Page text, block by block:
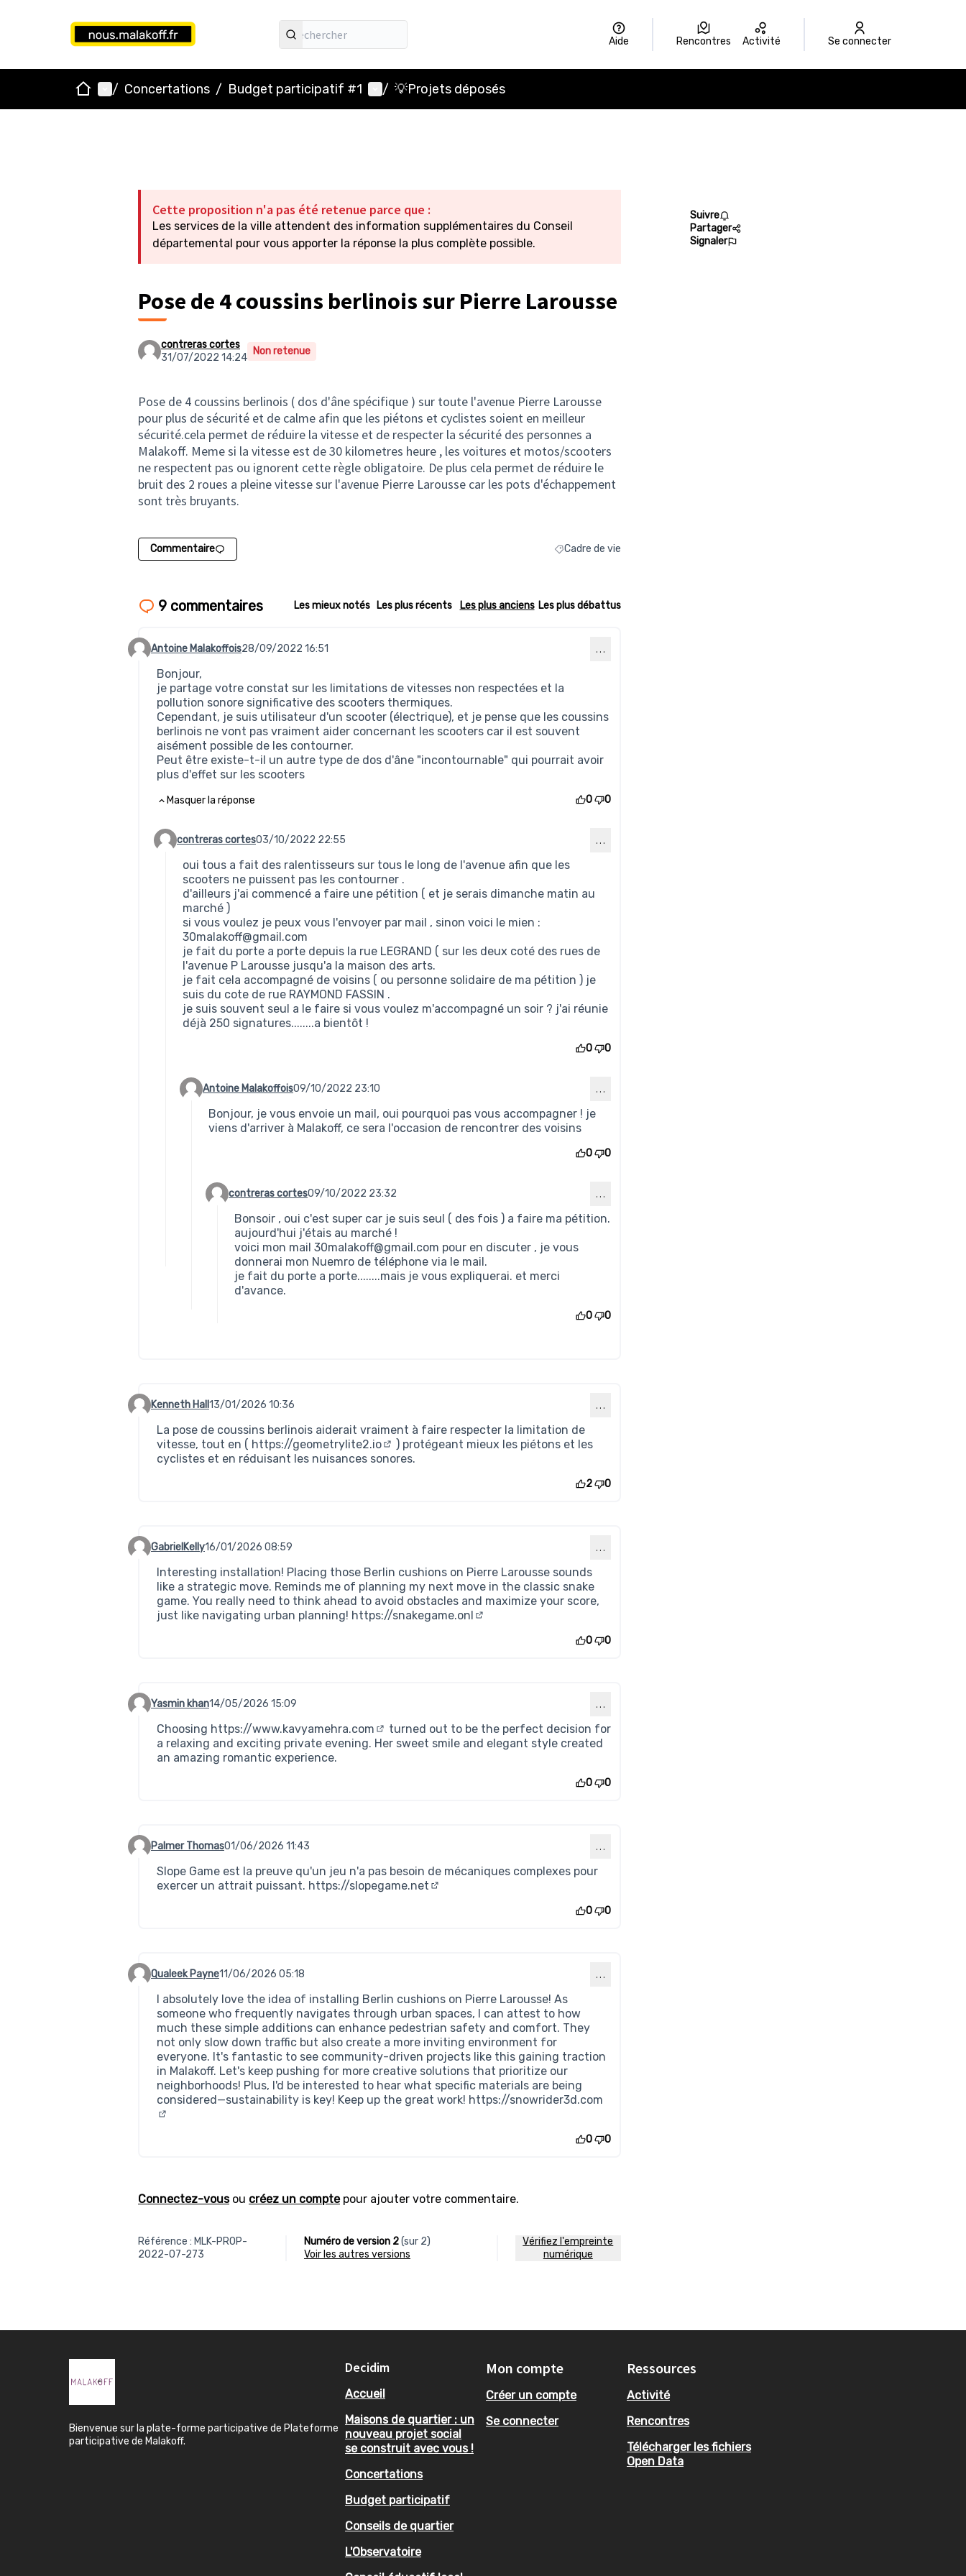
Aide Rencontres Activité Se connecter
AccueilMenu principal
/ Concertations / Budget participatif #1 Menu utilisateur
/ 💡Projets déposés
Cette proposition n'a pas été retenue parce que :
Les services de la ville attendent des information supplémentaires du Conseil
départemental pour vous apporter la réponse la plus complète possible.
Pose de 4 coussins berlinois sur Pierre Larousse
contreras cortes
31/07/2022 14:24
Non retenue
Pose de 4 coussins berlinois ( dos d'âne spécifique ) sur toute l'avenue Pierre Larousse
pour plus de sécurité et de calme afin que les piétons et cyclistes soient en meilleur
sécurité.cela permet de réduire la vitesse et de respecter la sécurité des personnes a
Malakoff. Meme si la vitesse est de 30 kilometres heure , les voitures et motos/scooters
ne respectent pas ou ignorent cette règle obligatoire. De plus cela permet de réduire le
bruit des 2 roues a pleine vitesse sur l'avenue Pierre Larousse car les pots d'échappement
sont très bruyants.
Commentaire Filtrer les résultats de la catégorie : Cadre de vie
Cadre de vie
Suivre
Partager
Signaler
9 commentaires Les mieux notés Les plus récents Les plus anciens Les plus débattus
Commentaire 100
Antoine Malakoffois28/09/2022 16:51 …
Bonjour,
je partage votre constat sur les limitations de vitesses non respectées et la
pollution sonore significative des scooters thermiques.
Cependant, je suis utilisateur d'un scooter (électrique), et je pense que les coussins
berlinois ne vont pas vraiment aider concernant les scooters car il est souvent
aisément possible de les contourner.
Peut être existe-t-il un autre type de dos d'âne "incontournable" qui pourrait avoir
plus d'effet sur les scooters
Masquer la réponse 0 0
Commentaire 102 (réponse au commentaire 100)
contreras cortes03/10/2022 22:55 …
oui tous a fait des ralentisseurs sur tous le long de l'avenue afin que les
scooters ne puissent pas les contourner .
d'ailleurs j'ai commencé a faire une pétition ( et je serais dimanche matin au
marché )
si vous voulez je peux vous l'envoyer par mail , sinon voici le mien :
30malakoff@gmail.com
je fait du porte a porte depuis la rue LEGRAND ( sur les deux coté des rues de
l'avenue P Larousse jusqu'a la maison des arts.
je fait cela accompagné de voisins ( ou personne solidaire de ma pétition ) je
suis du cote de rue RAYMOND FASSIN .
je suis souvent seul a le faire si vous voulez m'accompagné un soir ? j'ai réunie
déjà 250 signatures........a bientôt !
0 0
Commentaire 109 (réponse au commentaire 102)
Antoine Malakoffois09/10/2022 23:10 …
Bonjour, je vous envoie un mail, oui pourquoi pas vous accompagner ! je
viens d'arriver à Malakoff, ce sera l'occasion de rencontrer des voisins
0 0
Commentaire 110 (réponse au commentaire 109)
contreras cortes09/10/2022 23:32 …
Bonsoir , oui c'est super car je suis seul ( des fois ) a faire ma pétition.
aujourd'hui j'étais au marché !
voici mon mail 30malakoff@gmail.com pour en discuter , je vous
donnerai mon Nuemro de téléphone via le mail.
je fait du porte a porte........mais je vous expliquerai. et merci
d'avance.
0 0
Commentaire 771
Kenneth Hall 13/01/2026 10:36 …
La pose de coussins berlinois aiderait vraiment à faire respecter la limitation de
vitesse, tout en ( https://geometrylite2.io
(Lien externe)
) protégeant mieux les piétons et les
cyclistes et en réduisant les nuisances sonores.
2 0
Commentaire 772
GabrielKelly16/01/2026 08:59 …
Interesting installation! Placing those Berlin cushions on Pierre Larousse sounds
like a strategic move. Reminds me of planning my next move in the classic snake
game. You really need to think ahead to avoid obstacles and maximize your score,
just like navigating urban planning! https://snakegame.onl
0 0
Commentaire 890
Yasmin khan14/05/2026 15:09 …
Choosing https://www.kavyamehra.com
(Lien externe)
turned out to be the perfect decision for
a relaxing and exciting private evening. Her sweet smile and elegant style created
an amazing romantic experience.
0 0
Commentaire 969
Palmer Thomas01/06/2026 11:43 …
Slope Game est la preuve qu'un jeu n'a pas besoin de mécaniques complexes pour
exercer un attrait puissant. https://slopegame.net
0 0
Commentaire 974
Qualeek Payne11/06/2026 05:18 …
I absolutely love the idea of installing Berlin cushions on Pierre Larousse! As
someone who frequently navigates through urban spaces, I can attest to how
much these simple additions can enhance pedestrian safety and comfort. They
not only slow down traffic but also create a more inviting environment for
everyone. It's fantastic to see community-driven projects like this gaining traction
in Malakoff. Let's keep pushing for more creative solutions that prioritize our
neighborhoods! Plus, I'd be interested to hear what specific materials are being
considered—sustainability is key! Keep up the great work! https://snowrider3d.com
0 0
Connectez-vousou créez un comptepour ajouter votre commentaire.
Référence : MLK-PROP-
2022-07-273
Numéro de version 2(sur 2)
voir les autres versions
Vérifiez l'empreinte
numérique
Bienvenue sur la plate-forme participative de Plateforme
participative de Malakoff.
Decidim
Accueil
Maisons de quartier : un
nouveau projet social
se construit avec vous !
Concertations
Budget participatif
Conseils de quartier
L'Observatoire
Mon compte
Créer un compte
Se connecter
Ressources
Activité
Rencontres
Télécharger les fichiers
Open Data